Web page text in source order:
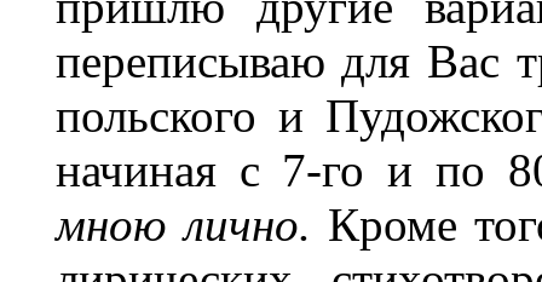
переписываю для Вас
польского и
начиная с 7-го и по
мною лично. Кроме